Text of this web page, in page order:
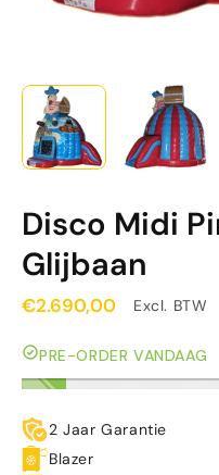
Disco Midi
Glijbaan
€2.690,00 Excl. BTW
PRE-ORDER VANDAAG
2 Jaar Garantie
Blazer